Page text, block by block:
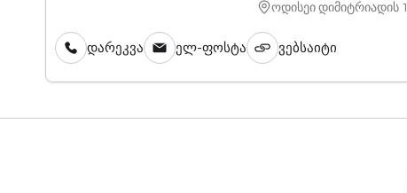
ოდისეი დიმიტრიადის 1
დარეკვა ელ-ფოსტა ვებსაიტი